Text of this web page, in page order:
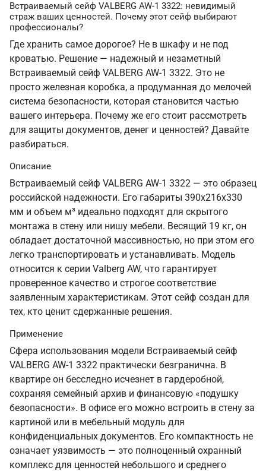
Встраиваемый сейф VALBERG AW-1 3322: невидимый
страж ваших ценностей. Почему этот сейф выбирают
профессионалы?
Где хранить самое дорогое? Не в шкафу и не под
кроватью. Решение — надежный и незаметный
Встраиваемый сейф VALBERG AW-1 3322. Это не
просто железная коробка, а продуманная до мелочей
система безопасности, которая становится частью
вашего интерьера. Почему же его стоит рассмотреть
для защиты документов, денег и ценностей? Давайте
разбираться.
Описание
Встраиваемый сейф VALBERG AW-1 3322 — это образец
российской надежности. Его габариты 390х216х330
мм и объем м³ идеально подходят для скрытого
монтажа в стену или нишу мебели. Весящий 19 кг, он
обладает достаточной массивностью, но при этом его
легко транспортировать и устанавливать. Модель
относится к серии Valberg AW, что гарантирует
проверенное качество и строгое соответствие
заявленным характеристикам. Этот сейф создан для
тех, кто ценит сдержанные решения.
Применение
Сфера использования модели Встраиваемый сейф
VALBERG AW-1 3322 практически безгранична. В
квартире он бесследно исчезнет в гардеробной,
сохраняя семейный архив и финансовую «подушку
безопасности». В офисе его можно встроить в стену за
картиной или в мебельный модуль для
конфиденциальных документов. Его компактность не
означает уязвимость — это полноценный охранный
комплекс для ценностей небольшого и среднего